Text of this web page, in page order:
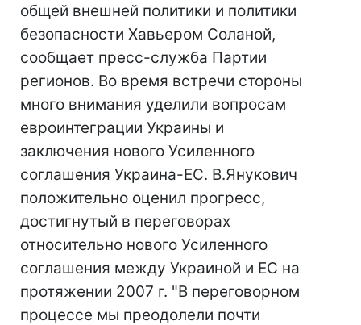
общей внешней политики и политики
безопасности Хавьером Соланой,
сообщает пресс-служба Партии
регионов. Во время встречи стороны
много внимания уделили вопросам
евроинтеграции Украины и
заключения нового Усиленного
соглашения Украина-ЕС. В.Янукович
положительно оценил прогресс,
достигнутый в переговорах
относительно нового Усиленного
соглашения между Украиной и ЕС на
протяжении 2007 г. "В переговорном
процессе мы преодолели почти